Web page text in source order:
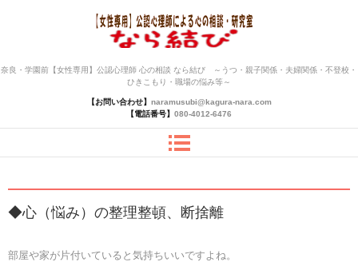
奈良・学園前【女性専用】公認心理師 心の相談 なら結び ～うつ・親子関係・夫婦関係・不登校・
ひきこもり・職場の悩み等～
【お問い合わせ】 naramusubi@kagura-nara.com
【電話番号】 080-4012-6476
◆心（悩み）の整理整頓、断捨離
部屋や家が片付いていると気持ちいいですよね。